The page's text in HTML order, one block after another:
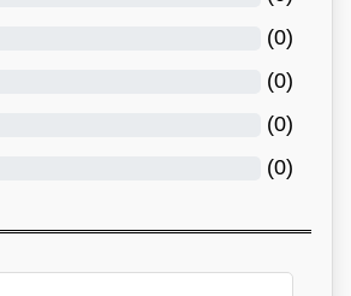
(
0
)
(
0
)
(
0
)
(
0
)